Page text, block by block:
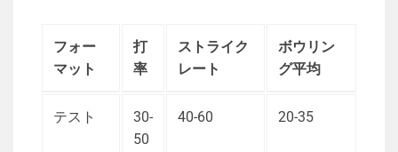
フォー
マット
打
率
ストライク
レート
ボウリン
グ平均
テスト
30-
50
40-60 20-35